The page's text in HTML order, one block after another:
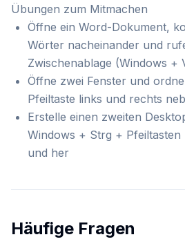
Übungen zum Mitmachen
Öffne ein Word-Dokument,
Wörter nacheinander und
Zwischenablage (Windows +
Öffne zwei Fenster und
Pfeiltaste links und rechts
Erstelle einen zweiten
Windows + Strg + Pfeiltasten
und her
Häufige Fragen